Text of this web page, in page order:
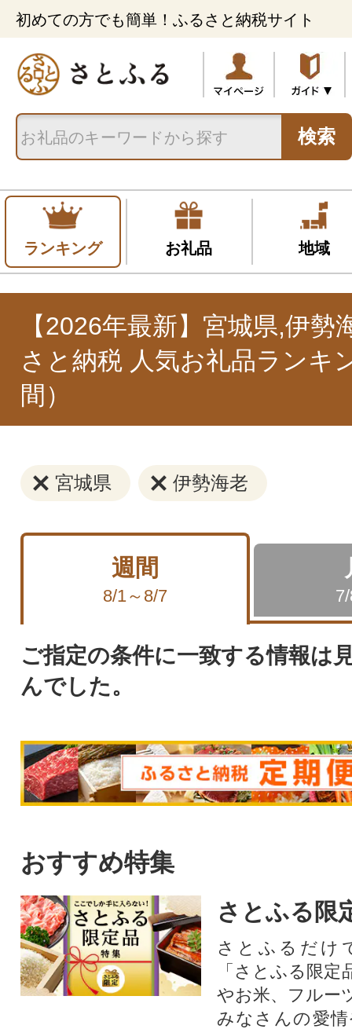
初めての方でも簡単！ふるさと納税サイト
検索
ランキング お礼品 地域
【2026年最新】宮城県,伊勢
さと納税 人気お礼品ランキ
間）
宮城県 伊勢海老
週間
8/1～8/7
ご指定の条件に一致する情報は
んでした。
おすすめ特集
さとふる限
さとふるだけ
「さとふる限
やお米、フルー
みなさんの愛